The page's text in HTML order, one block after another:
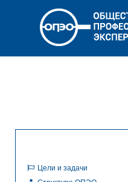
Цели и задачи